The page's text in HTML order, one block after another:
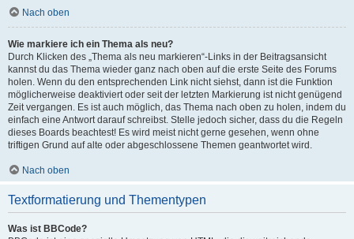
Nach oben
Wie markiere ich ein Thema als neu?
Durch Klicken des „Thema als neu markieren“-Links in der Beitragsansicht
kannst du das Thema wieder ganz nach oben auf die erste Seite des Forums
holen. Wenn du den entsprechenden Link nicht siehst, dann ist die Funktion
möglicherweise deaktiviert oder seit der letzten Markierung ist nicht genügend
Zeit vergangen. Es ist auch möglich, das Thema nach oben zu holen, indem du
einfach eine Antwort darauf schreibst. Stelle jedoch sicher, dass du die Regeln
dieses Boards beachtest! Es wird meist nicht gerne gesehen, wenn ohne
triftigen Grund auf alte oder abgeschlossene Themen geantwortet wird.
Nach oben
Textformatierung und Thementypen
Was ist BBCode?